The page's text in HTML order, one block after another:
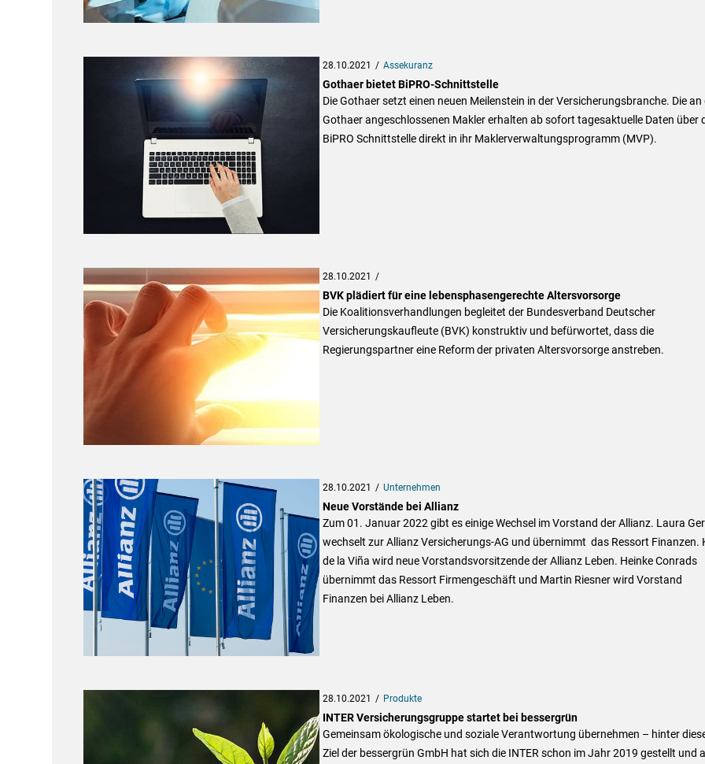
28.10.2021 Assekuranz
Gothaer bietet BiPRO-Schnittstelle
Die Gothaer setzt einen neuen Meilenstein in der Versicherungsbranche. Die an
Gothaer angeschlossenen Makler erhalten ab sofort tagesaktuelle Daten über
BiPRO Schnittstelle direkt in ihr Maklerverwaltungsprogramm (MVP).
28.10.2021
BVK plädiert für eine lebensphasengerechte Altersvorsorge
Die Koalitionsverhandlungen begleitet der Bundesverband Deutscher
Versicherungskaufleute (BVK) konstruktiv und befürwortet, dass die
Regierungspartner eine Reform der privaten Altersvorsorge anstreben.
28.10.2021 Unternehmen
Neue Vorstände bei Allianz
Zum 01. Januar 2022 gibt es einige Wechsel im Vorstand der Allianz. Laura
wechselt zur Allianz Versicherungs-AG und übernimmt das Ressort Finanzen.
de la Viña wird neue Vorstandsvorsitzende der Allianz Leben. Heinke Conrads
übernimmt das Ressort Firmengeschäft und Martin Riesner wird Vorstand
Finanzen bei Allianz Leben.
28.10.2021 Produkte
INTER Versicherungsgruppe startet bei bessergrün
Gemeinsam ökologische und soziale Verantwortung übernehmen – hinter
Ziel der bessergrün GmbH hat sich die INTER schon im Jahr 2019 gestellt und